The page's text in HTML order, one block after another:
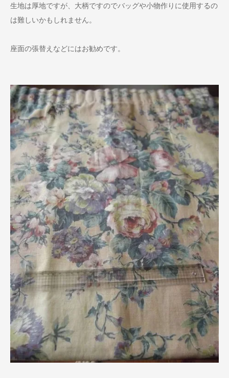
生地は厚地ですが、大柄ですのでバッグや小物作りに使用するの
は難しいかもしれません。
座面の張替えなどにはお勧めです。